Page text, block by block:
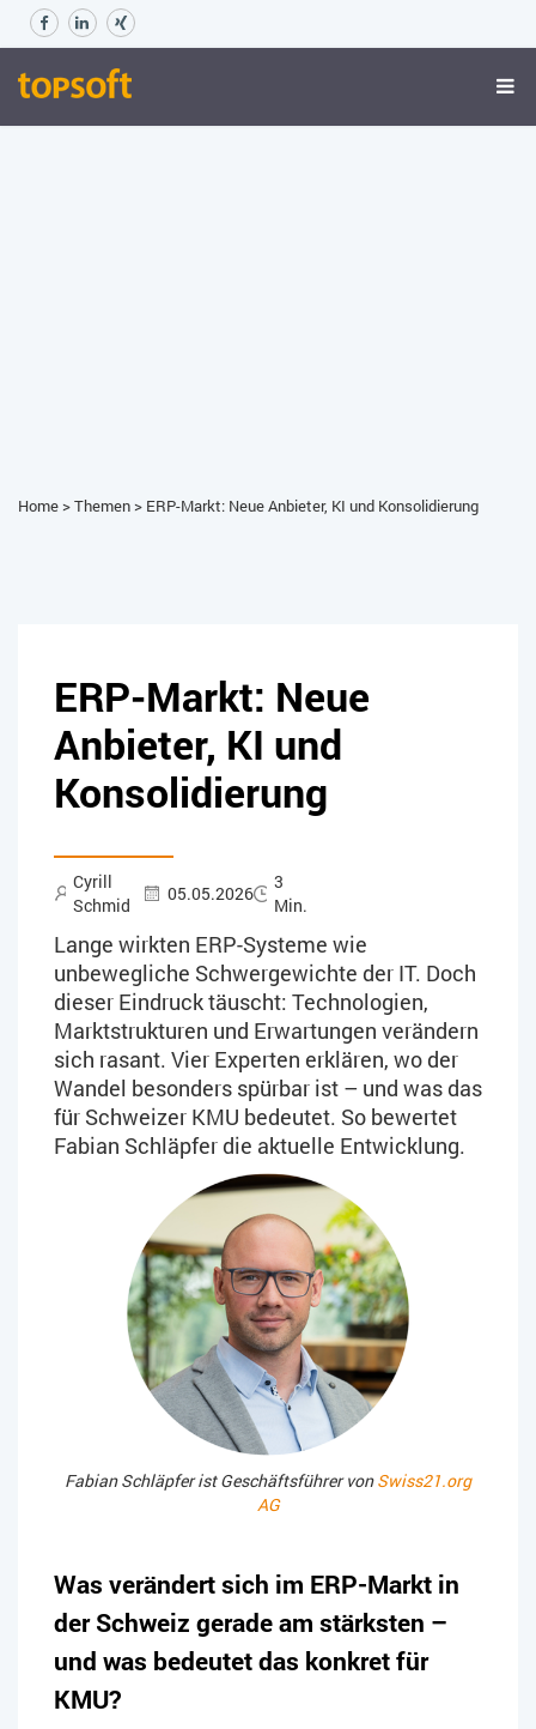
Home>Themen> ERP-Markt: Neue Anbieter, KI und Konsolidierung
ERP-Markt: Neue
Anbieter, KI und
Konsolidierung
Cyrill
Schmid
05.05.2026
3
Min.
Lange wirkten ERP-Systeme wie
unbewegliche Schwergewichte der IT. Doch
dieser Eindruck täuscht: Technologien,
Marktstrukturen und Erwartungen verändern
sich rasant. Vier Experten erklären, wo der
Wandel besonders spürbar ist – und was das
für Schweizer KMU bedeutet. So bewertet
Fabian Schläpfer die aktuelle Entwicklung.
Fabian Schläpfer ist Geschäftsführer vonSwiss21.org
AG
Was verändert sich im ERP-Markt in
der Schweiz gerade am stärksten –
und was bedeutet das konkret für
KMU?